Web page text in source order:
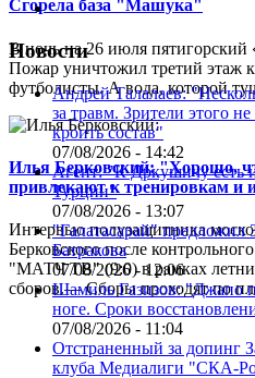
Сгорела база "Машука"
В ночь на 26 июля
Пожар уничтожил третий этаж
футболисты. А вода, которой
Илья Берковский: "Хорошо,
привлекают к тренировкам и
Интервью полузащитника
Берковского после
"МАТЧ ТВ" (9:0) в рамках
сборов.— Сборы проходят по
Новости
Андрей Талалаев:
за травм. Зрители этого
кроить состав"
07/08/2026 - 14:42
Агент: "К Дркушичу есть
Турции"
07/08/2026 - 13:07
"Галатасарай" предложил
Батракова
07/08/2026 - 12:06
Шамиль Газизов: "Джапо
ноге. Сроки
07/08/2026 - 11:04
Отстраненный за допинг
клуба Медиалиги "СКА-